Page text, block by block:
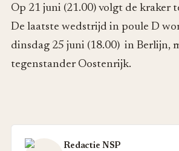
Op 21 juni (21.00) volgt de kraker
De laatste wedstrijd in poule D
dinsdag 25 juni (18.00) in Berlijn,
tegenstander Oostenrijk.
Redactie NSP